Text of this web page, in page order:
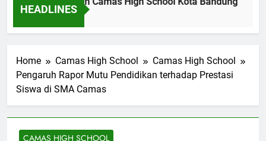
HEADLINES
Home Camas High School
Camas High School
Pengaruh Rapor Mutu Pendidikan terhadap Prestasi
Siswa di SMA Camas
CAMAS HIGH SCHOOL